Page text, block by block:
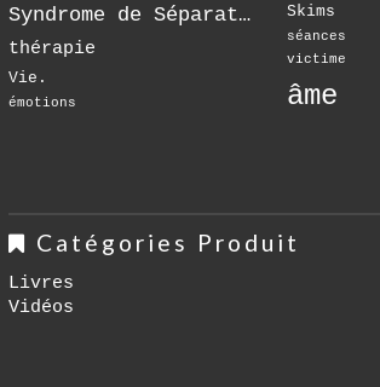
Skims
Syndrome de Séparation
séances
thérapie
victime
Vie.
âme
émotions
Catégories Produit
Livres
Vidéos